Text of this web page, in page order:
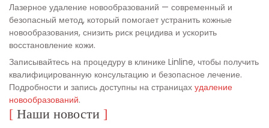
Лазерное удаление новообразований — современный и
безопасный метод, который помогает устранить кожные
новообразования, снизить риск рецидива и ускорить
восстановление кожи.
Записывайтесь на процедуру в клинике Linline, чтобы получить
квалифицированную консультацию и безопасное лечение.
Подробности и запись доступны на страницах удаление
новообразований.
[ Наши новости ]